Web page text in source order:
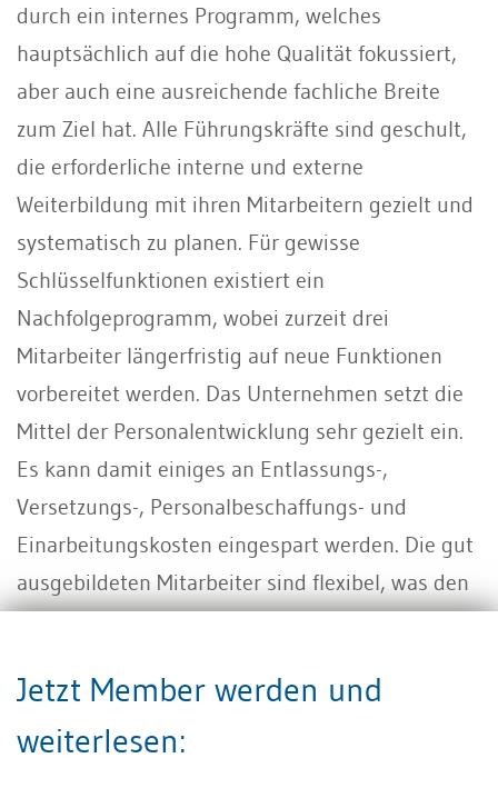
durch ein internes Programm, welches
hauptsächlich auf die hohe Qualität fokussiert,
aber auch eine ausreichende fachliche Breite
zum Ziel hat. Alle Führungskräfte sind geschult,
die erforderliche interne und externe
Weiterbildung mit ihren Mitarbeitern gezielt und
systematisch zu planen. Für gewisse
Schlüsselfunktionen existiert ein
Nachfolgeprogramm, wobei zurzeit drei
Mitarbeiter längerfristig auf neue Funktionen
vorbereitet werden. Das Unternehmen setzt die
Mittel der Personalentwicklung sehr gezielt ein.
Es kann damit einiges an Entlassungs-,
Versetzungs-, Personalbeschaffungs- und
Einarbeitungskosten eingespart werden. Die gut
ausgebildeten Mitarbeiter sind flexibel, was den
optimalen Personaleinsatz erleichtert und
Hinsicht weit gehend verhindert.
Praxis-Beispiel 2: Die Firma K. AG ist eine
Jetzt Member werden und
weiterlesen: